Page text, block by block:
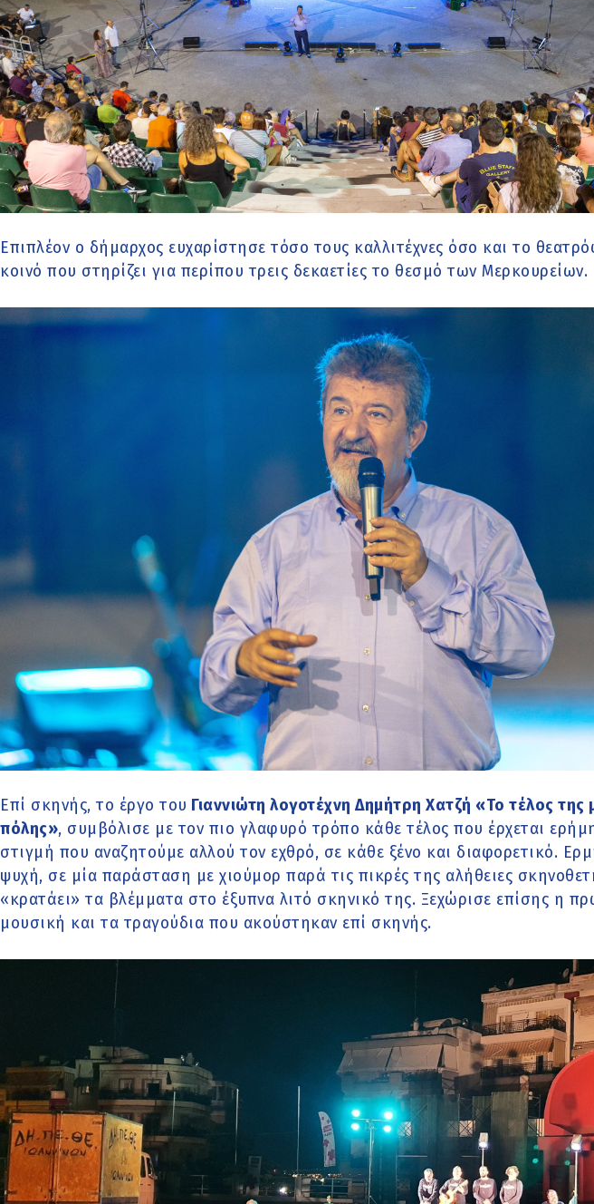
Επιπλέον ο δήμαρχος ευχαρίστησε τόσο τους καλλιτέχνες όσο και το
κοινό που στηρίζει για περίπου τρεις δεκαετίες το θεσμό των Μερκουρείων.
Επί σκηνής, το έργο του Γιαννιώτη λογοτέχνη Δημήτρη Χατζή «Το τέλος της
πόλης», συμβόλισε με τον πιο γλαφυρό τρόπο κάθε τέλος που έρχεται
στιγμή που αναζητούμε αλλού τον εχθρό, σε κάθε ξένο και διαφορετικό.
ψυχή, σε μία παράσταση με χιούμορ παρά τις πικρές της αλήθειες
«κρατάει» τα βλέμματα στο έξυπνα λιτό σκηνικό της. Ξεχώρισε επίσης η
μουσική και τα τραγούδια που ακούστηκαν επί σκηνής.